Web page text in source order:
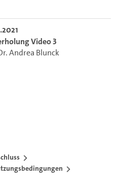
Video 3
Andrea Blunck